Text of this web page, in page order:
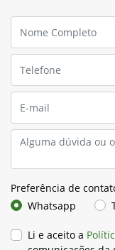
Preferência de
Whatsapp
Li e aceito a